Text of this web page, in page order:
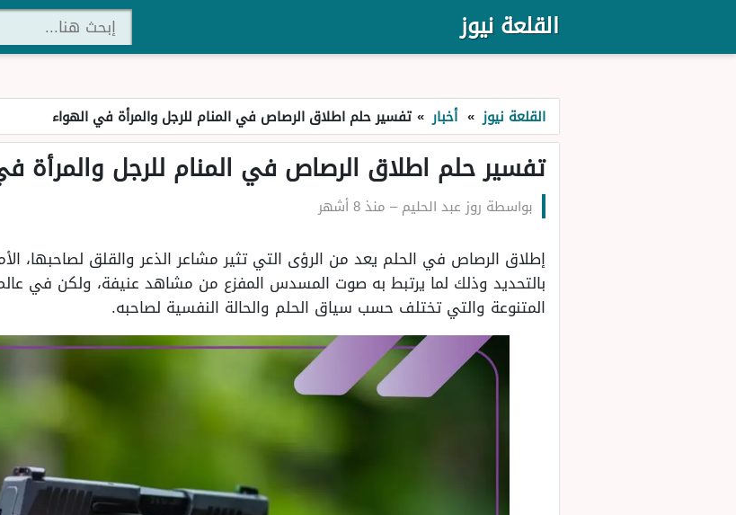
القلعة نيوز
القلعة نيوز » أخبار » تفسير حلم اطلاق الرصاص في المنام للرجل والمرأة في الهواء
تفسير حلم اطلاق الرصاص في المنام للرجل والمرأة
بواسطة روز عبد الحليم– منذ 8 أشهر
إطلاق الرصاص في الحلم يعد من الرؤى التي تثير مشاعر الذعر والقلق لصاحبها،
بالتحديد وذلك لما يرتبط به صوت المسدس المفزع من مشاهد عنيفة، ولكن في عالم
المتنوعة والتي تختلف حسب سياق الحلم والحالة النفسية لصاحبه.